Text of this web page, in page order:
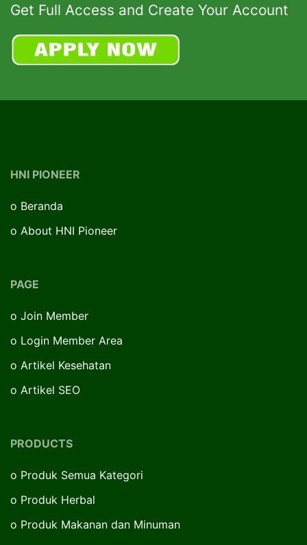
Get Full Access and Create Your Account
HNI PIONEER
o Beranda
o About HNI Pioneer
PAGE
o Join Member
o Login Member Area
o Artikel Kesehatan
o Artikel SEO
PRODUCTS
o Produk Semua Kategori
o Produk Herbal
o Produk Makanan dan Minuman